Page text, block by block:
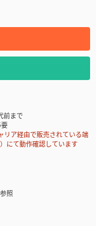
前まで
ア経由で販売されている端
にて動作確認しています
照